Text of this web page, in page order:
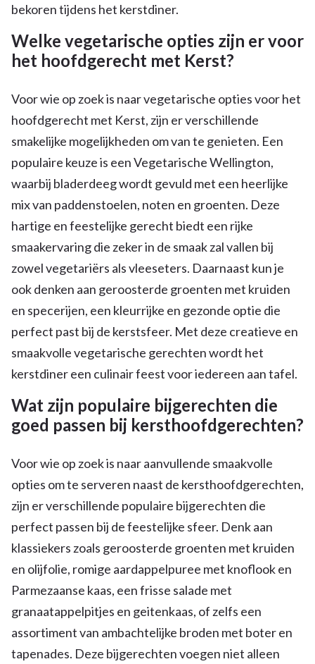
bekoren tijdens het kerstdiner.
Welke vegetarische opties zijn er voor
het hoofdgerecht met Kerst?
Voor wie op zoek is naar vegetarische opties voor het
hoofdgerecht met Kerst, zijn er verschillende
smakelijke mogelijkheden om van te genieten. Een
populaire keuze is een Vegetarische Wellington,
waarbij bladerdeeg wordt gevuld met een heerlijke
mix van paddenstoelen, noten en groenten. Deze
hartige en feestelijke gerecht biedt een rijke
smaakervaring die zeker in de smaak zal vallen bij
zowel vegetariërs als vleeseters. Daarnaast kun je
ook denken aan geroosterde groenten met kruiden
en specerijen, een kleurrijke en gezonde optie die
perfect past bij de kerstsfeer. Met deze creatieve en
smaakvolle vegetarische gerechten wordt het
kerstdiner een culinair feest voor iedereen aan tafel.
Wat zijn populaire bijgerechten die
goed passen bij kersthoofdgerechten?
Voor wie op zoek is naar aanvullende smaakvolle
opties om te serveren naast de kersthoofdgerechten,
zijn er verschillende populaire bijgerechten die
perfect passen bij de feestelijke sfeer. Denk aan
klassiekers zoals geroosterde groenten met kruiden
en olijfolie, romige aardappelpuree met knoflook en
Parmezaanse kaas, een frisse salade met
granaatappelpitjes en geitenkaas, of zelfs een
assortiment van ambachtelijke broden met boter en
tapenades. Deze bijgerechten voegen niet alleen